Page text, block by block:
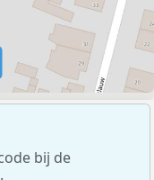
bij de